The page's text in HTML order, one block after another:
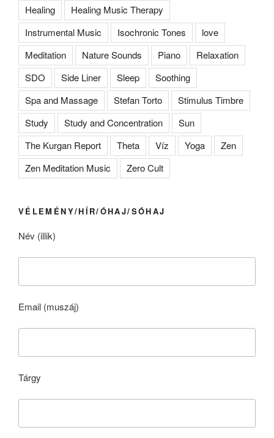
Healing
Healing Music Therapy
Instrumental Music
Isochronic Tones
love
Meditation
Nature Sounds Piano
Relaxation
SDO
Side Liner Sleep
Soothing
Spa and Massage
Stefan Torto
Stimulus Timbre
Study
Study and Concentration
Sun
The Kurgan Report
Theta Víz Yoga
Zen
Zen Meditation Music
Zero Cult
VÉLEMÉNY/HÍR/ÓHAJ/SÓHAJ
Név (illik)
Email (muszáj)
Tárgy